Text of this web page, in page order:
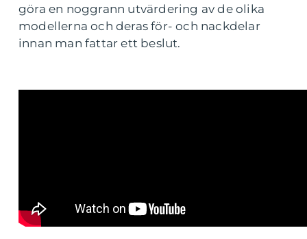
göra en noggrann utvärdering av de olika
modellerna och deras för- och nackdelar
innan man fattar ett beslut.